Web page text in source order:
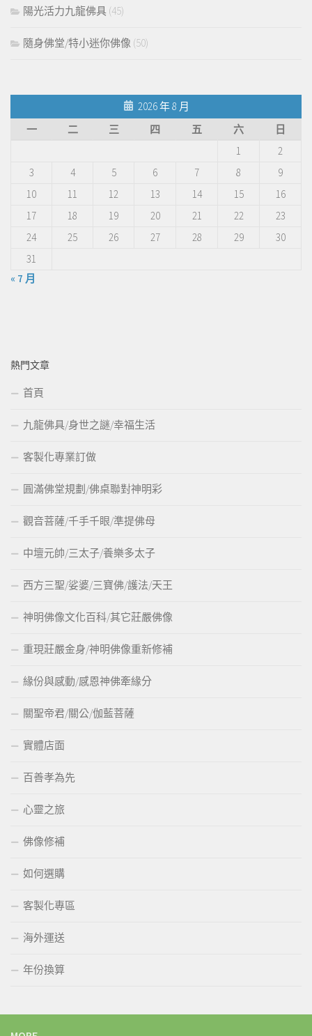
陽光活力九龍佛具 (45)
隨身佛堂/特小迷你佛像 (50)
2026 年 8 月
一
二 三 四 五 六
日
1
2
3
4 5 6 7 8
9
10
11 12 13 14 15
16
17
18 19 20 21 22
23
24
25 26 27 28 29
30
31
« 7 月
熱門文章
首頁
九龍佛具/身世之謎/幸福生活
客製化專業訂做
圓滿佛堂規劃/佛桌聯對神明彩
觀音菩薩/千手千眼/準提佛母
中壇元帥/三太子/養樂多太子
西方三聖/娑婆/三寶佛/護法/天王
神明佛像文化百科/其它莊嚴佛像
重現莊嚴金身/神明佛像重新修補
緣份與感動/感恩神佛牽緣分
關聖帝君/關公/伽藍菩薩
實體店面
百善孝為先
心靈之旅
佛像修補
如何選購
客製化專區
海外運送
年份換算